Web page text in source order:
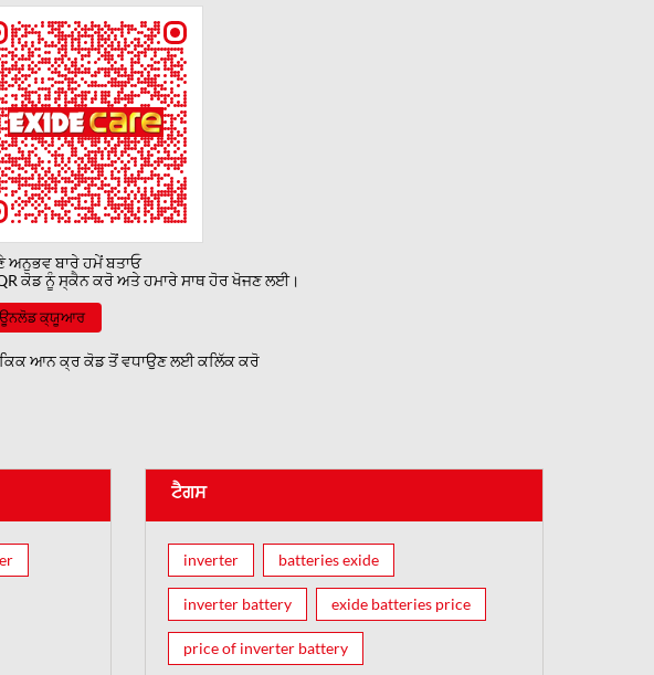
ਬਾਰੇ ਹਮੇਂ ਬਤਾਓ
ਕੋਡ ਨੂੰ ਸ੍ਕੈਨ ਕਰੋ ਅਤੇ ਹਮਾਰੇ ਸਾਥ ਹੋਰ ਖੋਜਣ ਲਈ।
ਕ੍ਯੂਆਰ
ਕਿਕ ਆਨ ਕ੍ਰ ਕੋਡ ਤੋਂ ਵਧਾਉਣ ਲਈ ਕਲਿੱਕ ਕਰੋ
ਟੈਗਸ
inverter batteries exide
inverter battery exide batteries price
price of inverter battery